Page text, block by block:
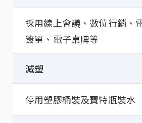
採用線上會議、數位行銷、
簽單、電子桌牌等
減塑
停用塑膠桶裝及寶特瓶裝水